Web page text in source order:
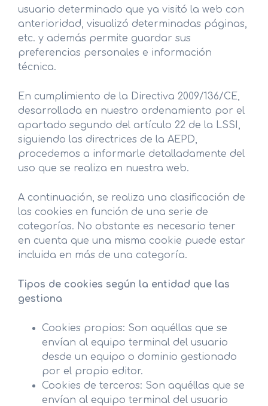
usuario determinado que ya visitó la web con
anterioridad, visualizó determinadas páginas,
etc. y además permite guardar sus
preferencias personales e información
técnica.
En cumplimiento de la Directiva 2009/136/CE,
desarrollada en nuestro ordenamiento por el
apartado segundo del artículo 22 de la LSSI,
siguiendo las directrices de la AEPD,
procedemos a informarle detalladamente del
uso que se realiza en nuestra web.
A continuación, se realiza una clasificación de
las cookies en función de una serie de
categorías. No obstante es necesario tener
en cuenta que una misma cookie puede estar
incluida en más de una categoría.
Tipos de cookies según la entidad que las
gestiona
Cookies propias: Son aquéllas que se
envían al equipo terminal del usuario
desde un equipo o dominio gestionado
por el propio editor.
Cookies de terceros: Son aquéllas que se
envían al equipo terminal del usuario